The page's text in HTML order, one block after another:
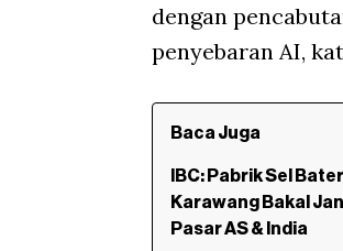
dengan
penyebaran AI,
Baca Juga
IBC: Pabrik Sel
Karawang Bakal
Pasar AS & India